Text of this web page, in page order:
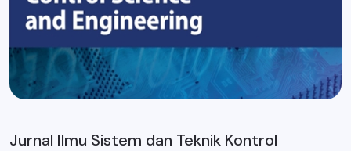
Jurnal Ilmu Sistem dan Teknik Kontrol